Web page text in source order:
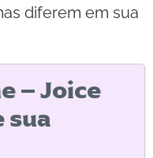
diferem em sua
– Joice
sua